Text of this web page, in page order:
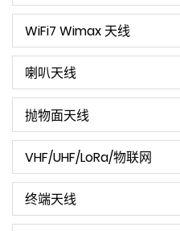
WiFi7 Wimax 天线
喇叭天线
抛物面天线
VHF/UHF/LoRa/物联网
终端天线